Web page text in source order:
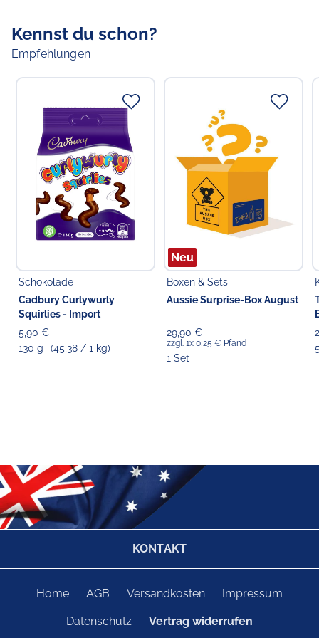
Kennst du schon?
Empfehlungen
Schokolade
Cadbury Curlywurly
Squirlies - Import
5,90 €
130 g
(45,38 / 1 kg)
Neu
Boxen & Sets
Aussie Surprise-Box August
29,90 €
zzgl. 1x 0,25 € Pfand
1 Set
KONTAKT
Home AGB Versandkosten Impressum
Datenschutz Vertrag widerrufen